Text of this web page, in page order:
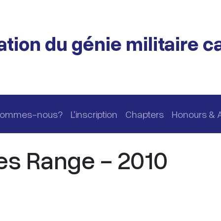
du génie militaire
nous? L'inscription Chapters Honours &
Range - 2010